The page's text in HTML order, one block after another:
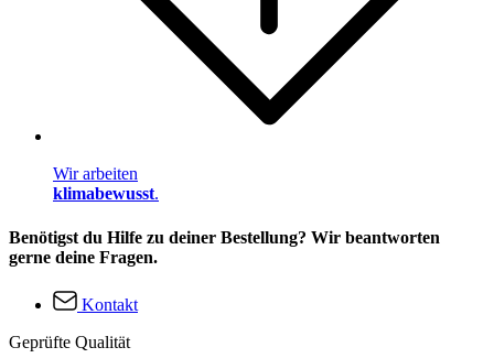
Wir arbeiten
klimabewusst.
Benötigst du Hilfe zu deiner Bestellung? Wir beantworten
gerne deine Fragen.
Kontakt
Geprüfte Qualität